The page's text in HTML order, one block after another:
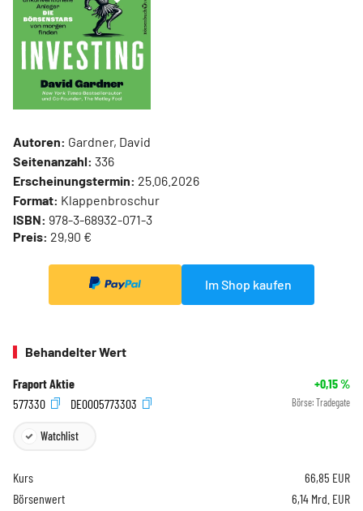
Autoren: Gardner, David
Seitenanzahl: 336
Erscheinungstermin: 25.06.2026
Format: Klappenbroschur
ISBN: 978-3-68932-071-3
Preis: 29,90 €
Im Shop kaufen
Behandelter Wert
Fraport Aktie +0,15%
577330
DE0005773303 Börse: Tradegate
Watchlist
Kurs 66,85 EUR
Börsenwert
6,14 Mrd. EUR